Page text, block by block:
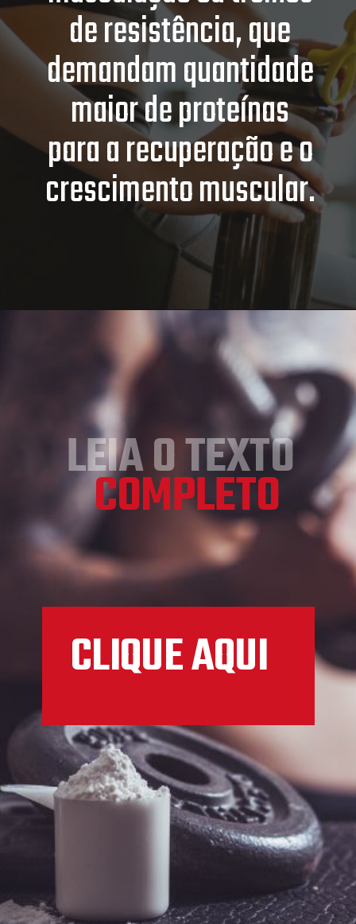
de resistência, que
demandam quantidade
maior de proteínas
para a recuperação e o
crescimento muscular.
LEIA O TEXTO
COMPLETO
CLIQUE AQUI